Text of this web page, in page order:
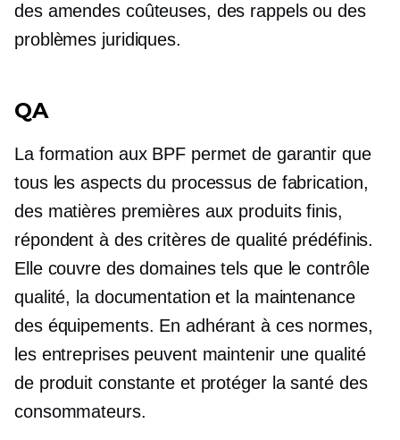
des amendes coûteuses, des rappels ou des
problèmes juridiques.
QA
La formation aux BPF permet de garantir que
tous les aspects du processus de fabrication,
des matières premières aux produits finis,
répondent à des critères de qualité prédéfinis.
Elle couvre des domaines tels que le contrôle
qualité, la documentation et la maintenance
des équipements. En adhérant à ces normes,
les entreprises peuvent maintenir une qualité
de produit constante et protéger la santé des
consommateurs.